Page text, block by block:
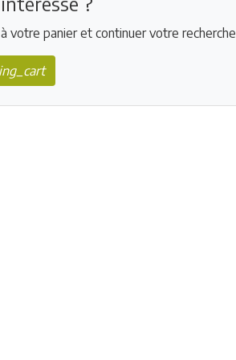
votre panier et continuer votre recherche